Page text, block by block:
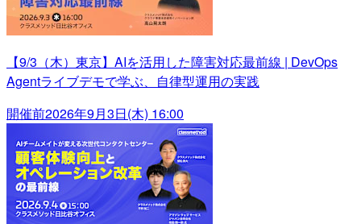
【9/3（木）東京】AIを活用した障害対応最前線 | DevOps
Agentライブデモで学ぶ、自律型運用の実践
開催前2026年9月3日(木) 16:00